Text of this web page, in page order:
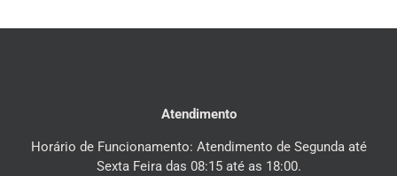
Atendimento
Horário de Funcionamento: Atendimento de Segunda até
Sexta Feira das 08:15 até as 18:00.